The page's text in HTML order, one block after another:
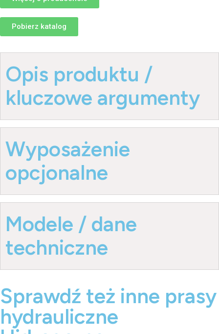
Pobierz katalog
Opis produktu /
kluczowe argumenty
Wyposażenie
opcjonalne
Modele / dane
techniczne
Sprawdź też inne prasy
hydrauliczne